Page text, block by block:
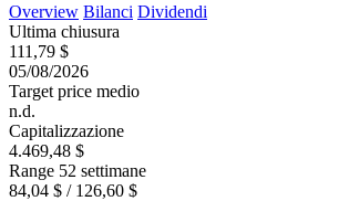
Overview Bilanci Dividendi
Ultima chiusura
111,79 $
05/08/2026
Target price medio
n.d.
Capitalizzazione
4.469,48 $
Range 52 settimane
84,04 $ / 126,60 $